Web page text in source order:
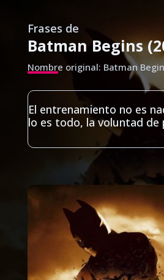
Frases de
Batman Begins
Nombre original: Batman
El entrenamiento no es
lo es todo, la voluntad de